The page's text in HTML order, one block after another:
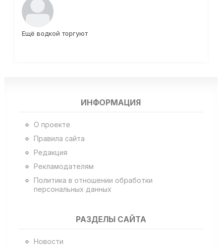
Ещё водкой торгуют
ИНФОРМАЦИЯ
О проекте
Правила сайта
Редакция
Рекламодателям
Политика в отношении обработки
персональных данных
РАЗДЕЛЫ САЙТА
Новости